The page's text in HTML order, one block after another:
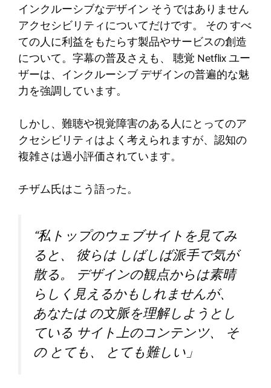
インクルーシブなデザイン そうではありません
アクセシビリティについてだけです。 そのすべ
ての人に利益をもたらす製品やサービスの創造
について。字幕の普及さえも、 聴覚 Netflix ユー
ザーは、インクルーシブ デザインの普遍的な魅
力を強調しています。
しかし、難聴や視覚障害のある人にとってのア
クセシビリティはよく考えられますが、認知の
複雑さは過小評価されています。
チザム氏はこう語った。
“私トップのウェブサイトを見てみ
ると、 彼らはしばしば派手で気が
散る。 デザインの観点からは素晴
らしく見えるかもしれませんが、
あなたはの文脈を理解しようとし
ている サイト上のコンテンツ、 そ
のとても、 とても難しい」